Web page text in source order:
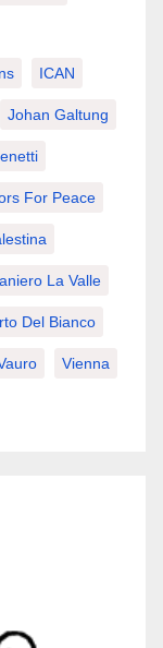
ICAN
Johan Galtung
For Peace
La Valle
Del Bianco
Vienna